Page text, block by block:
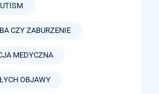
CZY ZABURZENIE
MEDYCZNA
OBJAWY